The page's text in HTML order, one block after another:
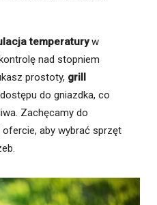
temperaturyw
nad stopniem
prostoty, grill
do gniazdka, co
Zachęcamy do
aby wybrać sprzęt